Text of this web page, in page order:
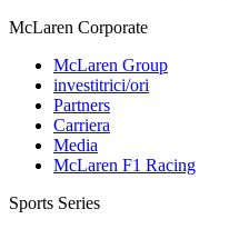
McLaren Corporate
McLaren Group
investitrici/ori
Partners
Carriera
Media
McLaren F1 Racing
Sports Series